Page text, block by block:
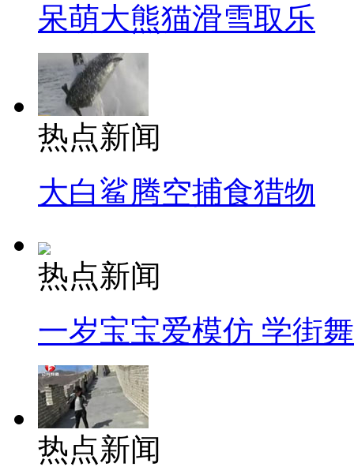
呆萌大熊猫滑雪取乐
热点新闻
大白鲨腾空捕食猎物
热点新闻
一岁宝宝爱模仿 学街
热点新闻